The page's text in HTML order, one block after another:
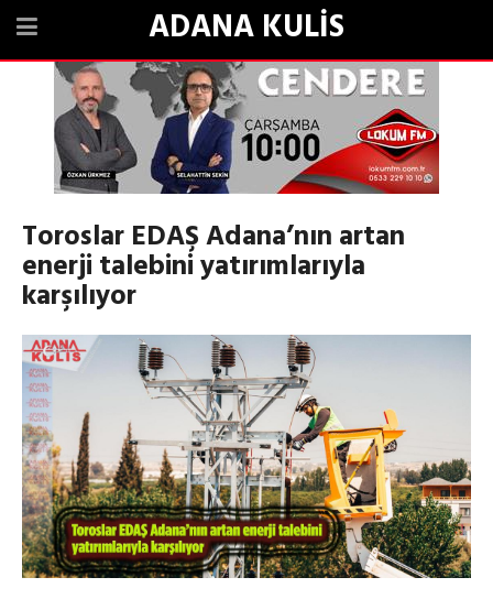
ADANA KULİS
Toroslar EDAŞ Adana’nın artan
enerji talebini yatırımlarıyla
karşılıyor